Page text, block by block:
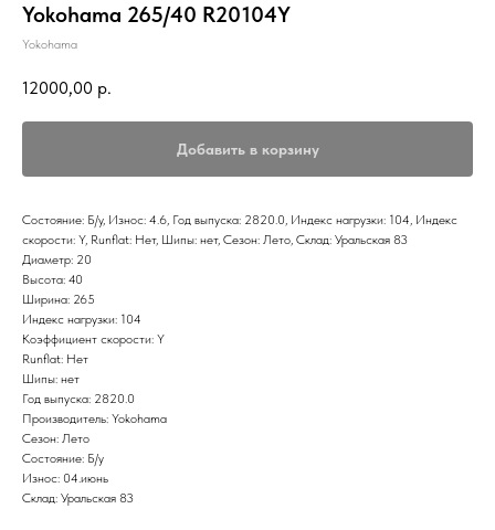
Yokohama 265/40 R20104Y
Yokohama
12000,00 р.
Добавить в корзину
Состояние: Б/у, Износ: 4.6, Год выпуска: 2820.0, Индекс нагрузки: 104, Индекс
скорости: Y, Runflat: Нет, Шипы: нет, Сезон: Лето, Склад: Уральская 83
Диаметр: 20
Высота: 40
Ширина: 265
Индекс нагрузки: 104
Коэффициент скорости: Y
Runflat: Нет
Шипы: нет
Год выпуска: 2820.0
Производитель: Yokohama
Сезон: Лето
Состояние: Б/у
Износ: 04.июнь
Склад: Уральская 83